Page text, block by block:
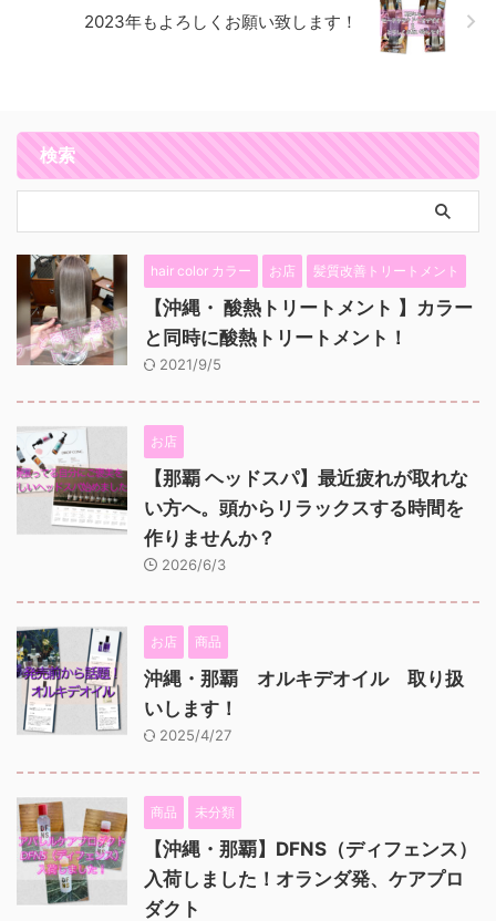
2023年もよろしくお願い致します！
検索
hair color カラー お店 髪質改善トリートメント
【沖縄・ 酸熱トリートメント 】カラー
と同時に酸熱トリートメント！
2021/9/5
お店
【那覇 ヘッドスパ】最近疲れが取れな
い方へ。頭からリラックスする時間を
作りませんか？
2026/6/3
お店 商品
沖縄・那覇 オルキデオイル 取り扱
いします！
2025/4/27
商品 未分類
【沖縄・那覇】DFNS（ディフェンス）
入荷しました！オランダ発、ケアプロ
ダクト